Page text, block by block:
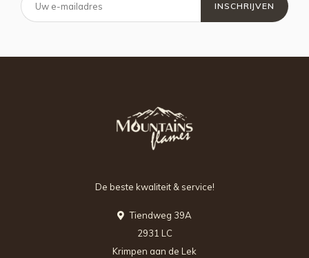
INSCHRIJVEN
De beste kwaliteit & service!
Tiendweg 39A
2931 LC
Krimpen aan de Lek